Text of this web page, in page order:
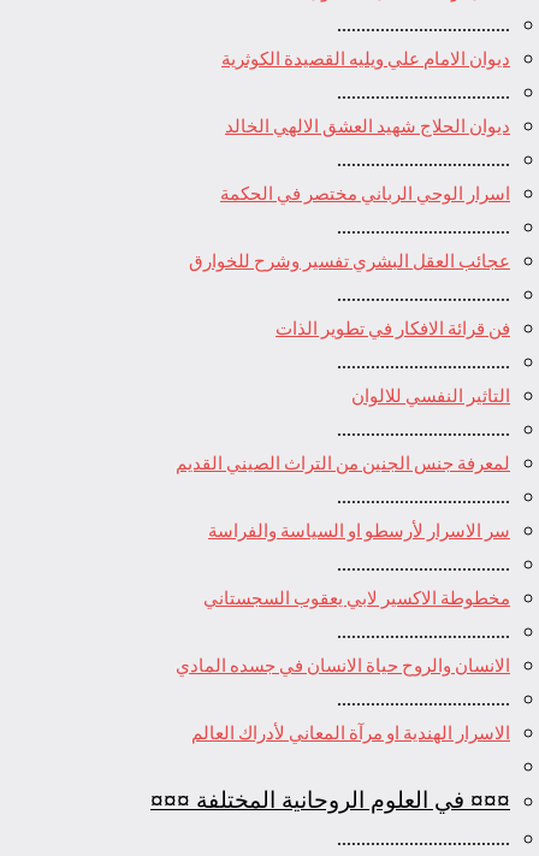
....................................
ديوان الامام علي ويليه القصيدة الكوثرية
....................................
ديوان الحلاج شهيد العشق الالهي الخالد
....................................
اسرار الوحي الرباني مختصر في الحكمة
....................................
عجائب العقل البشري تفسير وشرح للخوارق
....................................
فن قرائة الافكار في تطوير الذات
....................................
التاثير النفسي للالوان
....................................
لمعرفة جنس الجنين من التراث الصيني القديم
....................................
سر الاسرار لأرسطو او السياسة والفراسة
....................................
مخطوطة الاكسير لابي يعقوب السجستاني
....................................
الانسان والروح حياة الانسان في جسده المادي
....................................
الاسرار الهندية او مرآة المعاني لأدراك العالم
¤¤¤ في العلوم الروحانية المختلفة ¤¤¤
....................................